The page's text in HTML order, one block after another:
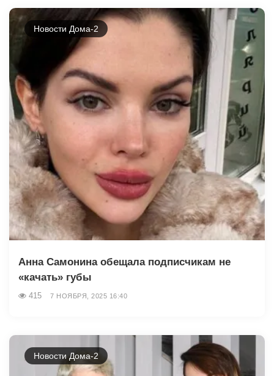
Новости Дома-2
Анна Самонина обещала подписчикам не
«качать» губы
415 7 НОЯБРЯ, 2025 16:40
Новости Дома-2